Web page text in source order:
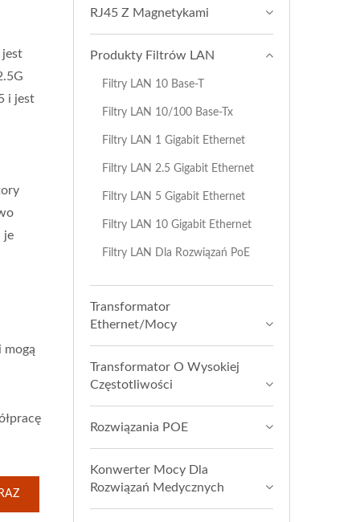
jest
i jest
je
mogą
RJ45 Z Magnetykami
Produkty Filtrów LAN
Filtry LAN 10 Base-T
Filtry LAN 10/100 Base-Tx
Filtry LAN 1 Gigabit Ethernet
Filtry LAN 2.5 Gigabit Ethernet
Filtry LAN 5 Gigabit Ethernet
Filtry LAN 10 Gigabit Ethernet
Filtry LAN Dla Rozwiązań PoE
Transformator
Ethernet/Mocy
Transformator O Wysokiej
Częstotliwości
Rozwiązania POE
Konwerter Mocy Dla
Rozwiązań Medycznych